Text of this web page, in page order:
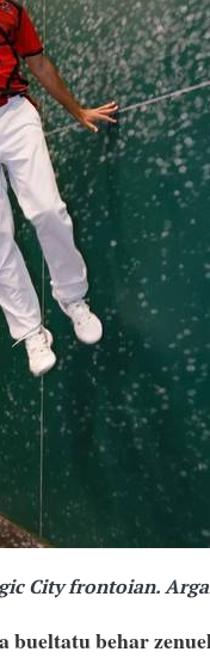
City frontoian.
behar